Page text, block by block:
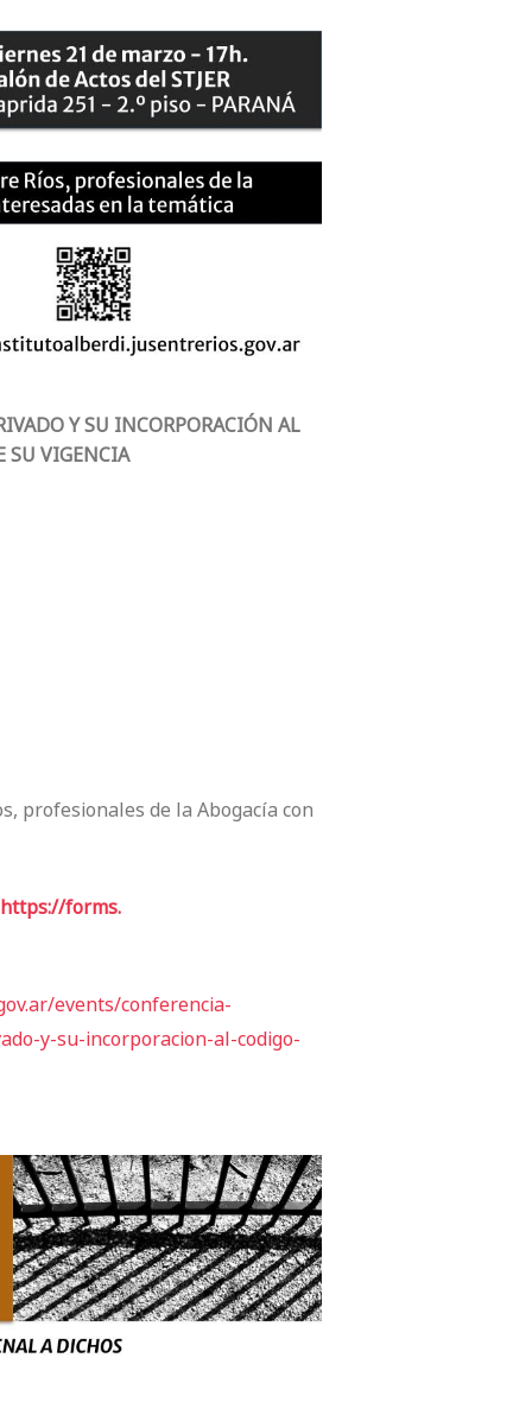
Y SU INCORPORACIÓN AL
SU VIGENCIA
profesionales de la Abogacía con
https://forms.
events/conferencia-
y-su-incorporacion-al-codigo-